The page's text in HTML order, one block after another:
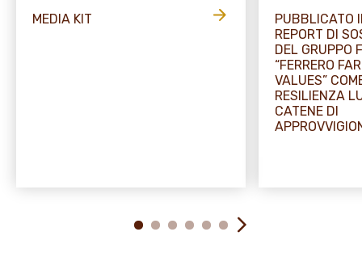
MEDIA KIT
PUBBLICATO
REPORT DI
DEL GRUPPO
“FERRERO
VALUES”
RESILIENZA
CATENE DI